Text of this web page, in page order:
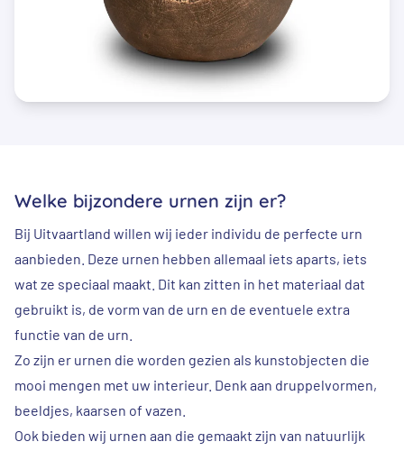
Welke bijzondere urnen zijn er?
Bij Uitvaartland willen wij ieder individu de perfecte urn
aanbieden. Deze urnen hebben allemaal iets aparts, iets
wat ze speciaal maakt. Dit kan zitten in het materiaal dat
gebruikt is, de vorm van de urn en de eventuele extra
functie van de urn.
Zo zijn er urnen die worden gezien als kunstobjecten die
mooi mengen met uw interieur. Denk aan druppelvormen,
beeldjes, kaarsen of vazen.
Ook bieden wij urnen aan die gemaakt zijn van natuurlijk